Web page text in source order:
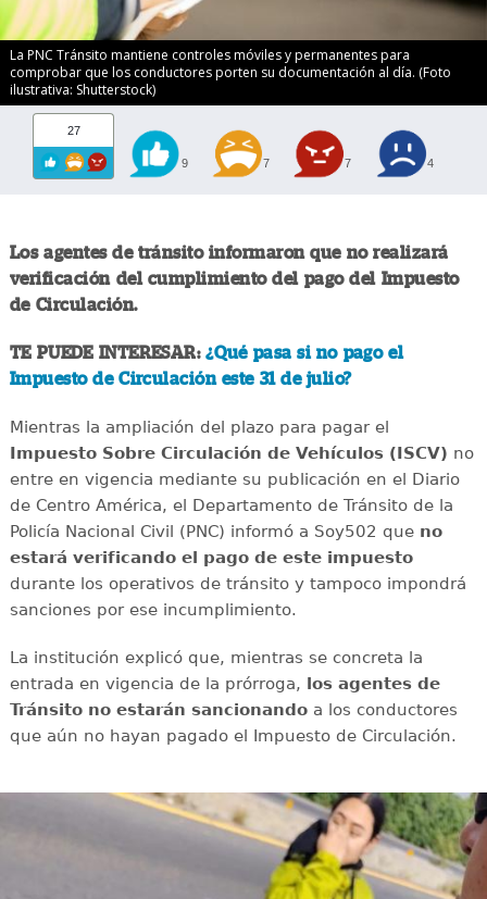
La PNC Tránsito mantiene controles móviles y permanentes para
comprobar que los conductores porten su documentación al día. (Foto
ilustrativa: Shutterstock)
27
9 7 7 4
Los agentes de tránsito informaron que no realizará
verificación del cumplimiento del pago del Impuesto
de Circulación.
TE PUEDE INTERESAR:¿Qué pasa si no pago el
Impuesto de Circulación este 31 de julio?
Mientras la ampliación del plazo para pagar el
Impuesto Sobre Circulación de Vehículos (ISCV) no
entre en vigencia mediante su publicación en el Diario
de Centro América, el Departamento de Tránsito de la
Policía Nacional Civil (PNC) informó a Soy502 que no
estará verificando el pago de este impuesto
durante los operativos de tránsito y tampoco impondrá
sanciones por ese incumplimiento.
La institución explicó que, mientras se concreta la
entrada en vigencia de la prórroga, los agentes de
Tránsito no estarán sancionandoa los conductores
que aún no hayan pagado el Impuesto de Circulación.